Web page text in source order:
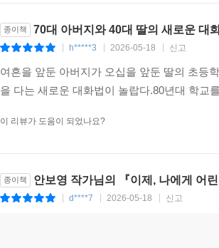
종이책 70대 아버지와 40대 딸의 새로운 대
h*****3 2026-05-18 신고
여흔을 앞둔 아버지가 오십을 앞둔 딸의 초등
을 다는 새로운 대화법이 놀랍다.80년대 학교
이 리뷰가 도움이 되었나요?
종이책 안보영 작가님의 『이제, 나에게 어
d****7 2026-05-18 신고